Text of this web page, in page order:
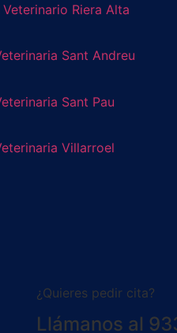
Riera Alta
Sant Andreu
Sant Pau
Villarroel
¿Quieres pedir cita?
Llámanos al